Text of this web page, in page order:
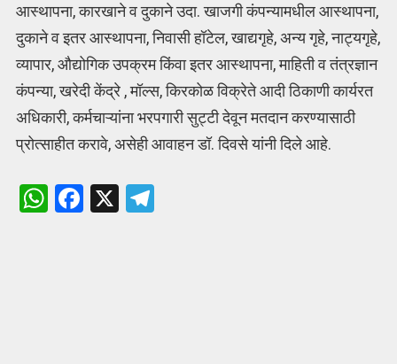
आस्थापना, कारखाने व दुकाने उदा. खाजगी कंपन्यामधील आस्थापना,
दुकाने व इतर आस्थापना, निवासी हॉटेल, खाद्यगृहे, अन्य गृहे, नाट्यगृहे,
व्यापार, औद्योगिक उपक्रम किंवा इतर आस्थापना, माहिती व तंत्रज्ञान
कंपन्या, खरेदी केंद्रे , मॉल्स, किरकोळ विक्रेते आदी ठिकाणी कार्यरत
अधिकारी, कर्मचाऱ्यांना भरपगारी सुट्टी देवून मतदान करण्यासाठी
प्रोत्साहीत करावे, असेही आवाहन डॉ. दिवसे यांनी दिले आहे.
W
F
X